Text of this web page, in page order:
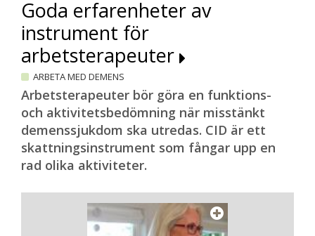
Goda erfarenheter av
instrument för
arbetsterapeuter
ARBETA MED DEMENS
Arbetsterapeuter bör göra en funktions-
och aktivitetsbedömning när misstänkt
demenssjukdom ska utredas. CID är ett
skattningsinstrument som fångar upp en
rad olika aktiviteter.